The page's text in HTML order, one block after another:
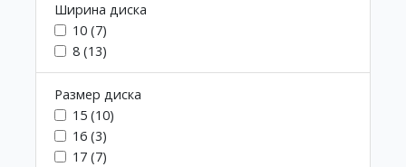
Ширина диска
10 (7)
8 (13)
Размер диска
15 (10)
16 (3)
17 (7)